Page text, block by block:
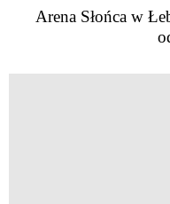
Arena Słońca w